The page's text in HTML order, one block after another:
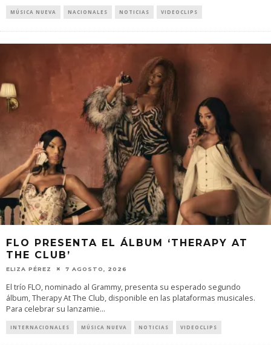
MÚSICA NUEVA NACIONALES NOTICIAS VIDEOCLIPS
FLO PRESENTA EL ÁLBUM ‘THERAPY AT
THE CLUB’
ELIZA PÉREZ 7 AGOSTO, 2026
El trío FLO, nominado al Grammy, presenta su esperado segundo
álbum, Therapy At The Club, disponible en las plataformas musicales.
Para celebrar su lanzamie...
INTERNACIONALES MÚSICA NUEVA NOTICIAS VIDEOCLIPS